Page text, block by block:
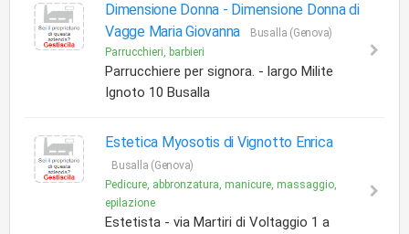
Dimensione Donna - Dimensione Donna di
Vagge Maria Giovanna
Busalla (Genova)
Parrucchieri, barbieri
Parrucchiere per signora. - largo Milite
Ignoto 10 Busalla
Estetica Myosotis di Vignotto Enrica
Busalla (Genova)
Pedicure, abbronzatura, manicure, massaggio,
epilazione
Estetista - via Martiri di Voltaggio 1 a